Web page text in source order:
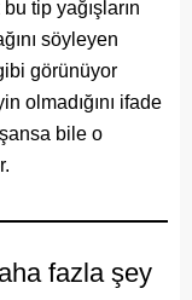
tip yağışların
söyleyen
görünüyor
olmadığını ifade
bile o
fazla şey